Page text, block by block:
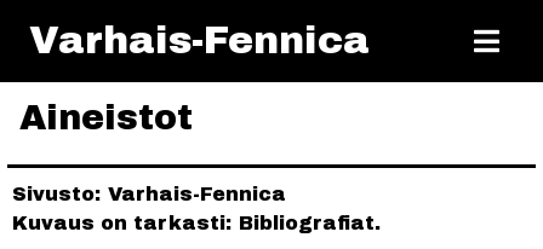
Varhais-Fennica
Aineistot
Sivusto
Varhais-Fennica
Kuvaus on tarkasti
Bibliografiat.